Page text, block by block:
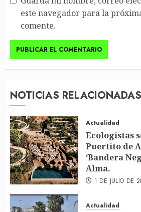
este navegador para la
comente.
NOTICIAS RELACIONADAS
Actualidad
Ecologistas
Puertito de
‘Bandera
Alma.
1 DE JULIO DE
Actualidad